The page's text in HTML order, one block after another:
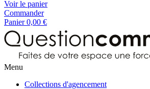
Voir le panier
Commander
Panier 0,00 €
Menu
Collections d'agencement